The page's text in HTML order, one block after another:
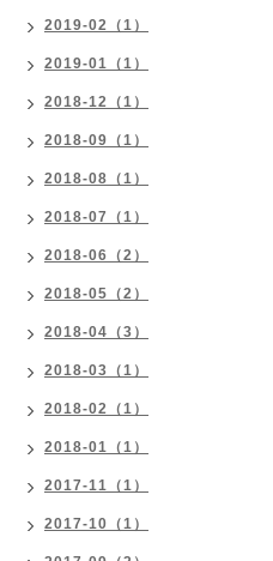
2019-02（1）
2019-01（1）
2018-12（1）
2018-09（1）
2018-08（1）
2018-07（1）
2018-06（2）
2018-05（2）
2018-04（3）
2018-03（1）
2018-02（1）
2018-01（1）
2017-11（1）
2017-10（1）